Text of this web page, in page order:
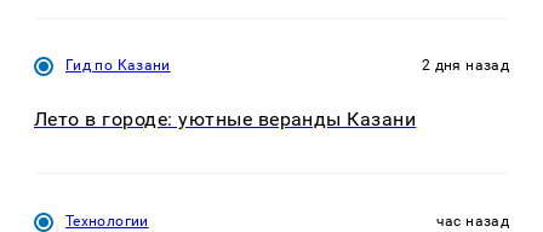
Гид по Казани 2 дня назад
Лето в городе: уютные веранды Казани
Технологии час назад